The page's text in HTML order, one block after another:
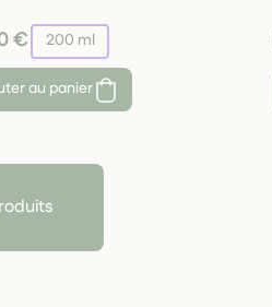
€ 200 ml
au panier